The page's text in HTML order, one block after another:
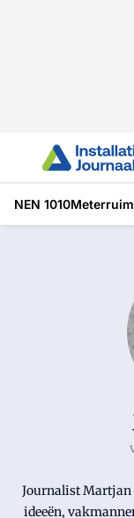
NEN 1010
Journalist Martjan
ideeën,